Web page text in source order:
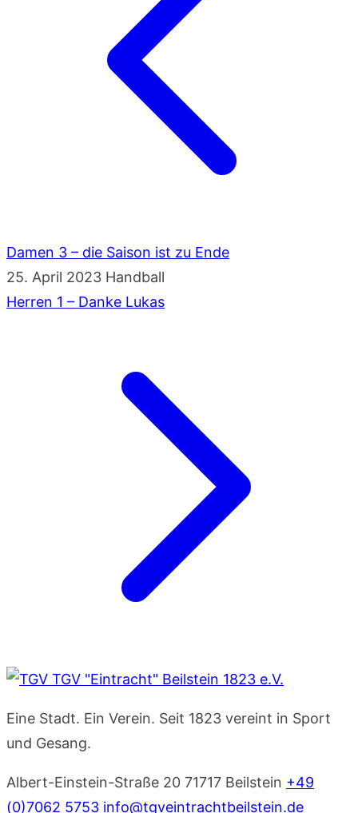
Damen 3 – die Saison ist zu Ende
25. April 2023 Handball
Herren 1 – Danke Lukas
TGV "Eintracht" Beilstein 1823 e.V.
Eine Stadt. Ein Verein. Seit 1823 vereint in Sport
und Gesang.
Albert-Einstein-Straße 20 71717 Beilstein +49
(0)7062 5753 info@tgveintrachtbeilstein.de